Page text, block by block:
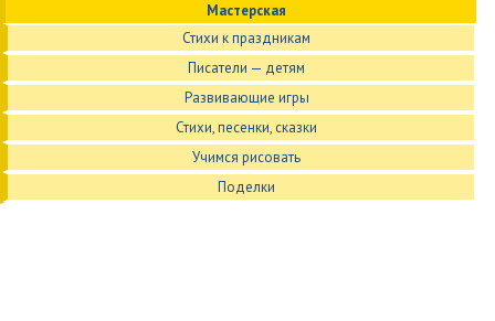
Мастерская
Стихи к праздникам
Писатели — детям
Развивающие игры
Стихи, песенки, сказки
Учимся рисовать
Поделки